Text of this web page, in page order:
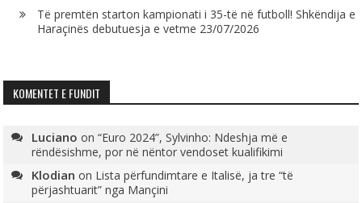
Të premtën starton kampionati i 35-të në futboll! Shkëndija e
Haraçinës debutuesja e vetme 23/07/2026
KOMENTET E FUNDIT
Luciano on“Euro 2024”, Sylvinho: Ndeshja më e
rëndësishme, por në nëntor vendoset kualifikimi
Klodian on Lista përfundimtare e Italisë, ja tre “të
përjashtuarit” nga Mançini